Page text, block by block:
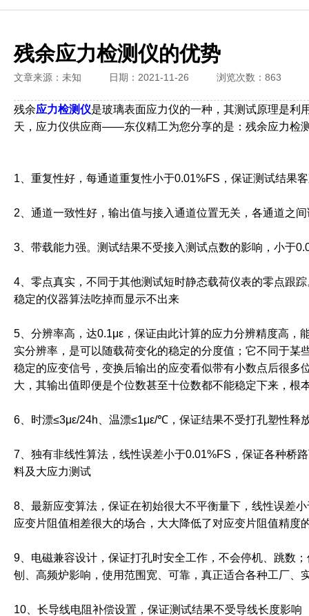
残余应力检测仪的优势
文章来源：未知 日期：2021-11-26 浏览次数： 863
残余应力检测仪是玻璃表面应力仪的一种，其测试原理是利
天，应力仪供应商——东仪精工为您分享的是：残余应力检
1、重复性好，每通道重复性小于0.01%FS，保证测试结果
2、通道一致性好，输出值与接入通道位置无关，各通道之
3、带载能力强。测试结果不受接入测试点数的影响，小于
4、零点真实，不同于其他测试短时静态载荷仪表的零点跟
稳定的仪器算法吃掉而显示不出来
5、分辨率高，达0.1με，保证由此计算的应力分辨精度高，
实分辨率，是可以随载荷变化的稳定的分度值；它不同于
稳定的应变信号，变换后输出的应变看似带有小数点后很多
大，其输出值即便是个位数甚至十位数都不能稳定下来，根
6、时漂≤3με/24h、温漂≤1με/℃，保证结果不受打孔塑性释
7、独有非线性算法，线性误差小于0.01%FS，保证各种桥
料及大应力测试
8、最新应变算法，保证在初始很大不平衡量下，线性误差
应变片阻值相差很大的场合，大大降低了对应变片阻值精度
9、电磁兼容设计，保证打孔时安全工作，不会停机、跳数
刨、高频炉影响，使用范围宽、可靠，真正适合各种工厂、
10、长导线电阻补偿设置，保证测试结果不受导线长度影